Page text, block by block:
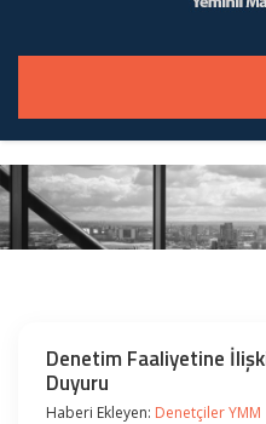
Denetim Faaliyetine
Duyuru
Haberi Ekleyen: Denetçiler YMM